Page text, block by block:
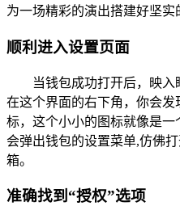
为一场精彩的演出搭建好坚实
顺利进入设置页面
当钱包成功打开后，映入
在这个界面的右下角，你会发
标，这个小小的图标就像是
会弹出钱包的设置菜单,仿佛
箱。
准确找到“授权”选项